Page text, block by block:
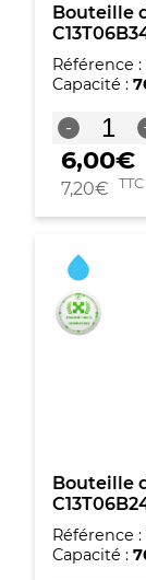
Bouteille
Référence :
Capacité :
-
de
d'encre
Epson
-
-
6,00€
7,20€ TTC
Bouteille
Référence :
Capacité :